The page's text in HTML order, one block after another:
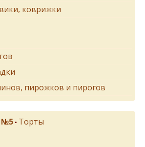
коврижки
пирожков и пирогов
№5 • Торты